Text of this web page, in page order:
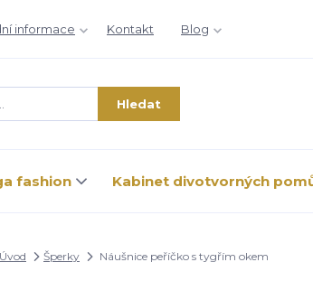
informace Kontakt Blog
Hledat
fashion Kabinet divotvorných
Úvod Šperky Náušnice peříčko s tygřím okem